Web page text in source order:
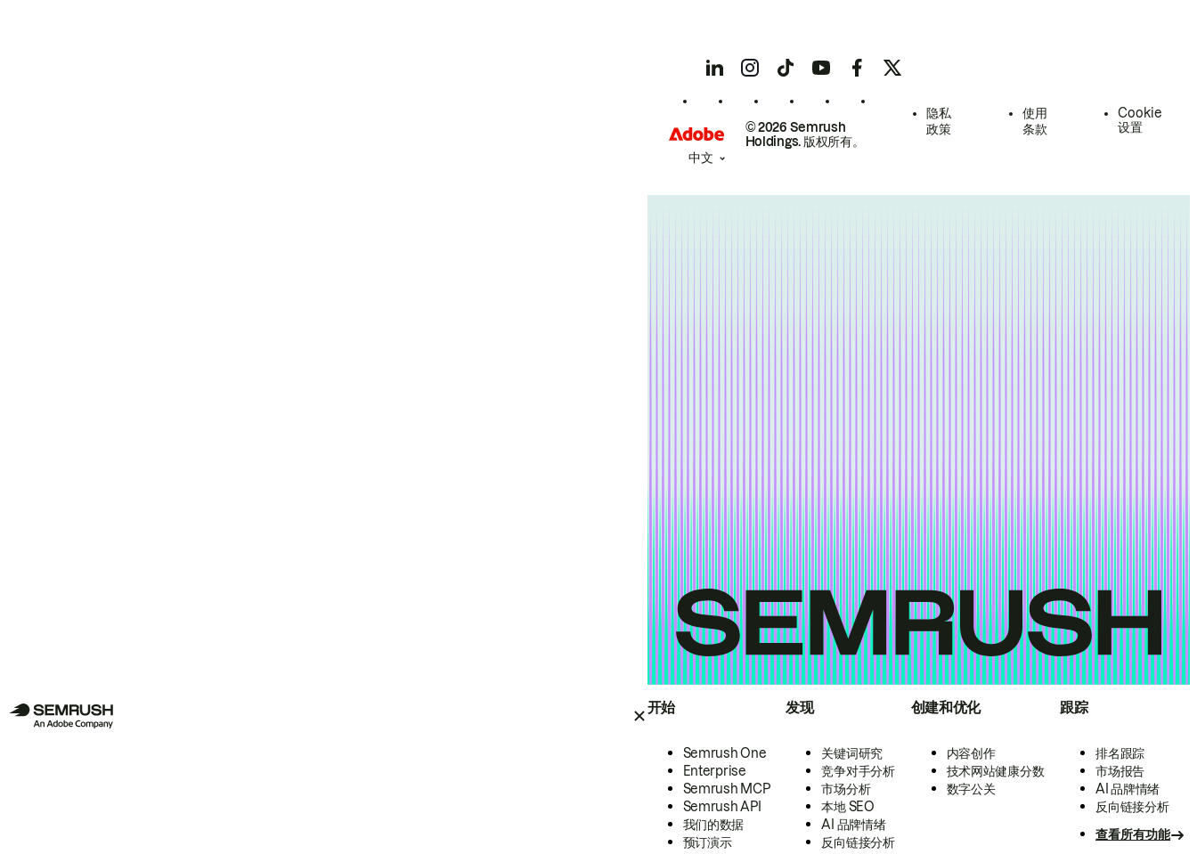
开始
Semrush One
Enterprise
Semrush MCP
Semrush API
我们的数据
预订演示
发现
关键词研究
竞争对手分析
市场分析
本地 SEO
AI 品牌情绪
反向链接分析
创建和优化
内容创作
技术网站健康分数
数字公关
跟踪
排名跟踪
市场报告
AI 品牌情绪
反向链接分析
查看所有功能
© 2026 Semrush
Holdings. 版权所有。
隐私
政策
使用
条款
Cookie
设置
中文